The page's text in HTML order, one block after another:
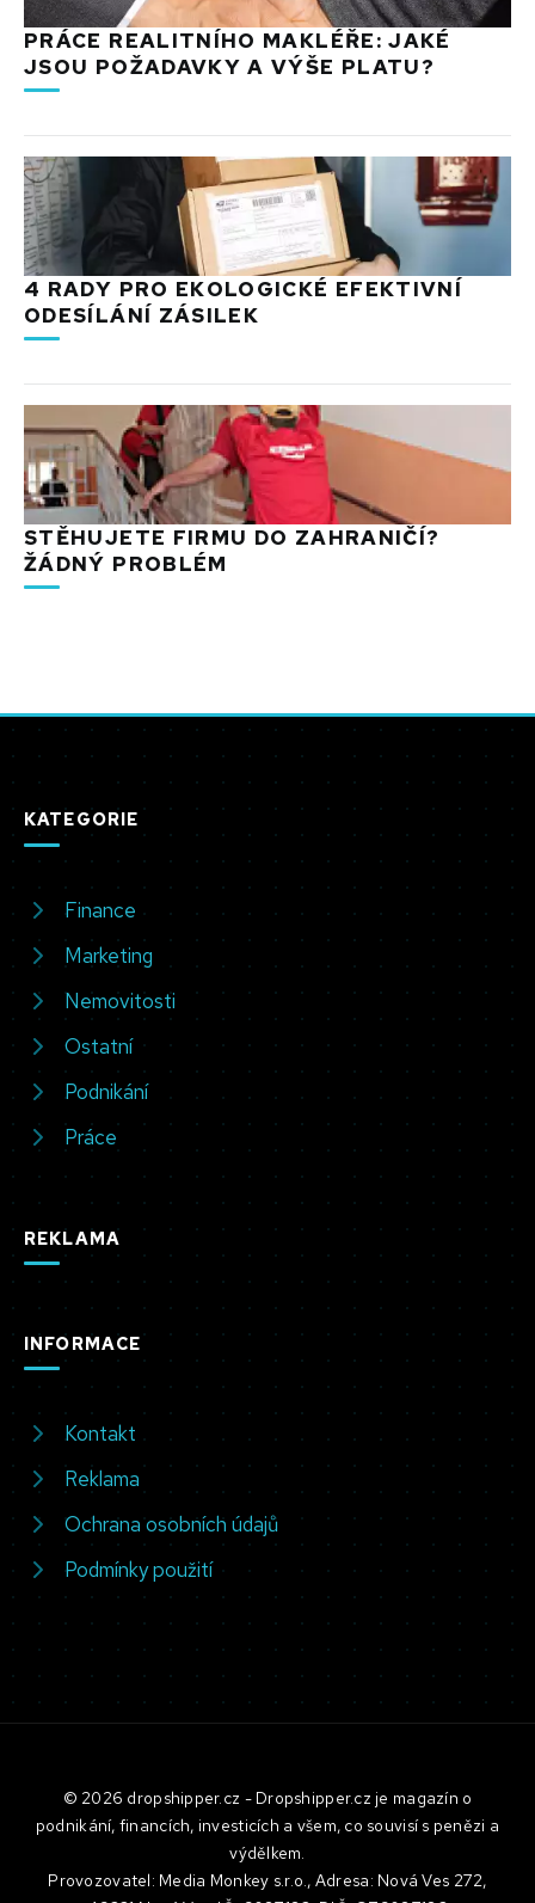
PRÁCE REALITNÍHO MAKLÉŘE: JAKÉ
JSOU POŽADAVKY A VÝŠE PLATU?
4 RADY PRO EKOLOGICKÉ EFEKTIVNÍ
ODESÍLÁNÍ ZÁSILEK
STĚHUJETE FIRMU DO ZAHRANIČÍ?
ŽÁDNÝ PROBLÉM
KATEGORIE
Finance
Marketing
Nemovitosti
Ostatní
Podnikání
Práce
REKLAMA
INFORMACE
Kontakt
Reklama
Ochrana osobních údajů
Podmínky použití
© 2026 dropshipper.cz - Dropshipper.cz je magazín o
podnikání, financích, investicích a všem, co souvisí s penězi a
výdělkem.
Provozovatel: Media Monkey s.r.o., Adresa: Nová Ves 272,